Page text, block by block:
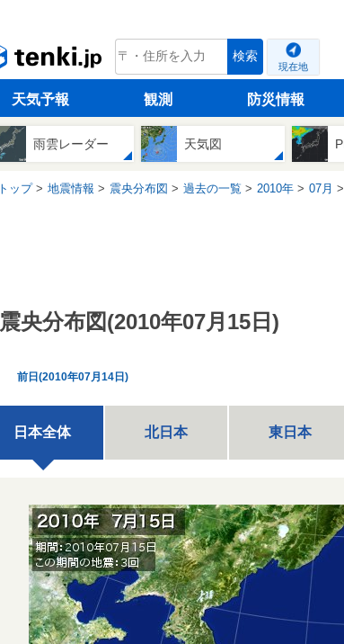
tenki.jp 検索
現在地
天気予報 観測 防災情報
雨雲レーダー 天気図
トップ 地震情報 震央分布図 過去の一覧 2010年 07月
震央分布図(2010年07月15日)
前日(2010年07月14日)
日本全体 北日本 東日本